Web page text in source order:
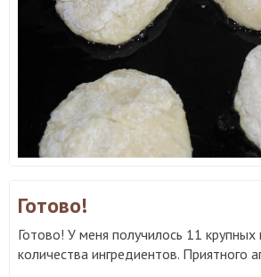
Готово!
Готово! У меня получилось 11 крупных
количества ингредиентов. Приятного